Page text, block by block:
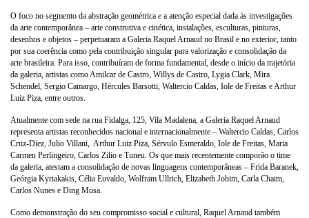
O foco no segmento da abstração geométrica e a atenção especial dada às investigações
da arte contemporânea – arte construtiva e cinética, instalações, esculturas, pinturas,
desenhos e objetos – perpetuaram a Galeria Raquel Arnaud no Brasil e no exterior, tanto
por sua coerência como pela contribuição singular para valorização e consolidação da
arte brasileira. Para isso, contribuíram de forma fundamental, desde o início da trajetória
da galeria , artistas como Amilcar de Castro, Willys de Castro, Lygia Clark, Mira
Schendel, Sergio Camargo, Hércules Barsotti, Waltercio Caldas, Iole de Freitas e Arthur
Luiz Piza, entre outros.
Atualmente com sede na rua Fidalga, 125, Vila Madalena, a Galeria Raquel Arnaud
representa artistas reconhecidos nacional e internacionalmente – Waltercio Caldas, Carlos
Cruz-Díez, Julio Villani, Arthur Luiz Piza, Sérvulo Esmeraldo, Iole de Freitas, Maria
Carmen Perlingeiro, Carlos Zilio e Tuneu. Os que mais recentemente comporão o time
da galeria , atestam a consolidação de novas linguagens contemporâneas – Frida Baranek,
Geórgia Kyriakakis, Célia Euvaldo, Wolfram Ullrich, Elizabeth Jobim, Carla Chaim,
Carlos Nunes e Ding Musa.
Como demonstração do seu compromisso social e cultural, Raquel Arnaud também